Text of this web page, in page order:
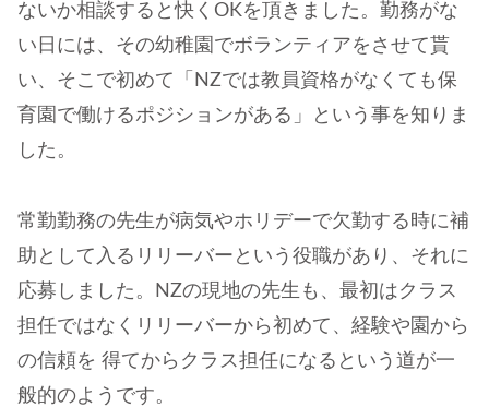
ないか相談すると快くOKを頂きました。勤務がな
い日には、その幼稚園でボランティアをさせて貰
い、そこで初めて「NZでは教員資格がなくても保
育園で働けるポジションがある」という事を知りま
した。
常勤勤務の先生が病気やホリデーで欠勤する時に補
助として入るリリーバーという役職があり、それに
応募しました。NZの現地の先生も、最初はクラス
担任ではなくリリーバーから初めて、経験や園から
の信頼を 得てからクラス担任になるという道が一
般的のようです。